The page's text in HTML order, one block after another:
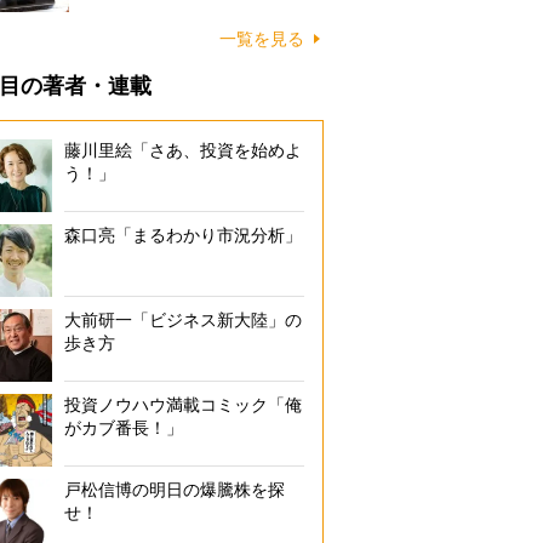
一覧を見る
の著者・連載
藤川里絵「さあ、投資を始めよ
う！」
森口亮「まるわかり市況分析」
大前研一「ビジネス新大陸」の
歩き方
投資ノウハウ満載コミック「俺
がカブ番長！」
戸松信博の明日の爆騰株を探
せ！